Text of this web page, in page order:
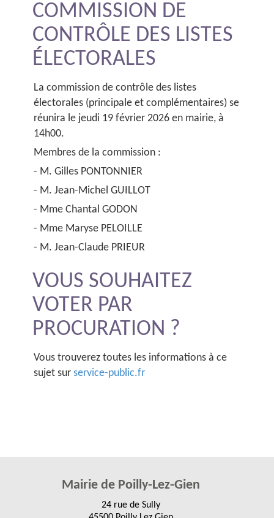
COMMISSION DE
CONTRÔLE DES LISTES
ÉLECTORALES
La commission de contrôle des listes
électorales (principale et complémentaires) se
réunira le jeudi 19 février 2026 en mairie, à
14h00.
Membres de la commission :
- M. Gilles PONTONNIER
- M. Jean-Michel GUILLOT
- Mme Chantal GODON
- Mme Maryse PELOILLE
- M. Jean-Claude PRIEUR
VOUS SOUHAITEZ
VOTER PAR
PROCURATION ?
Vous trouverez toutes les informations à ce
sujet surservice-public.fr
Mairie de Poilly-Lez-Gien
24 rue de Sully